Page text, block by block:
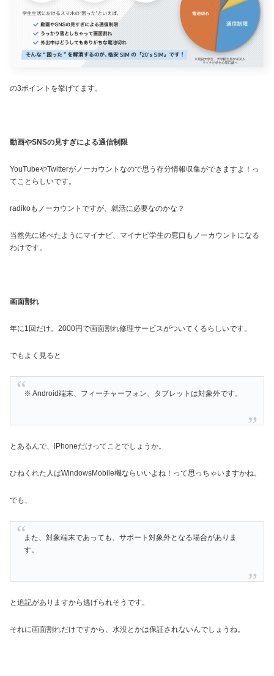
の3ポイントを挙げてます。
動画やSNSの見すぎによる通信制限
YouTubeやTwitterがノーカウントなので思う存分情報収集ができますよ！っ
てことらしいです。
radikoもノーカウントですが、就活に必要なのかな？
当然先に述べたようにマイナビ、マイナビ学生の窓口もノーカウントになる
わけです。
画面割れ
年に1回だけ。2000円で画面割れ修理サービスがついてくるらしいです。
でもよく見ると
※ Android端末、フィーチャーフォン、タブレットは対象外です。
とあるんで、iPhoneだけってことでしょうか。
ひねくれた人はWindowsMobile機ならいいよね！って思っちゃいますかね。
でも、
また、対象端末であっても、サポート対象外となる場合がありま
す。
と追記がありますから逃げられそうです。
それに画面割れだけですから、水没とかは保証されないんでしょうね。